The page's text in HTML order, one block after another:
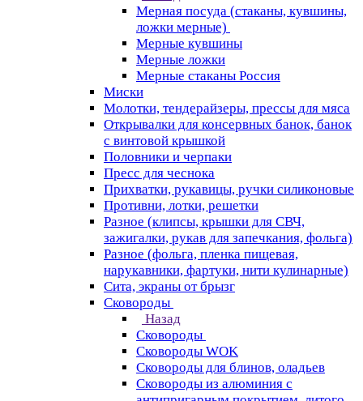
Мерная посуда (стаканы, кувшины,
ложки мерные)
Мерные кувшины
Мерные ложки
Мерные стаканы Россия
Миски
Молотки, тендерайзеры, прессы для мяса
Открывалки для консервных банок, банок
с винтовой крышкой
Половники и черпаки
Пресс для чеснока
Прихватки, рукавицы, ручки силиконовые
Противни, лотки, решетки
Разное (клипсы, крышки для СВЧ,
зажигалки, рукав для запечкания, фольга)
Разное (фольга, пленка пищевая,
нарукавники, фартуки, нити кулинарные)
Сита, экраны от брызг
Сковороды
Назад
Сковороды
Сковороды WOK
Сковороды для блинов, оладьев
Сковороды из алюминия с